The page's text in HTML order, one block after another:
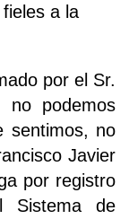
a la
por el Sr.
no podemos
sentimos, no
Javier
por registro
Sistema de